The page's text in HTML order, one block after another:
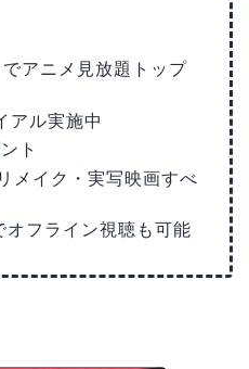
アニメ見放題トップ
アル実施中
ト
メイク・実写映画すべ
オフライン視聴も可能